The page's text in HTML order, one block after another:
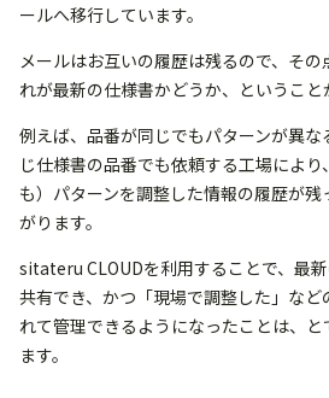
ールへ移行しています。
メールはお互いの履歴は残るので、そ
れが最新の仕様書かどうか、ということ
例えば、品番が同じでもパターンが異な
じ仕様書の品番でも依頼する工場によ
も）パターンを調整した情報の履歴が
がります。
sitateru CLOUDを利用することで、最
共有でき、かつ「現場で調整した」な
れて管理できるようになったことは、
ます。